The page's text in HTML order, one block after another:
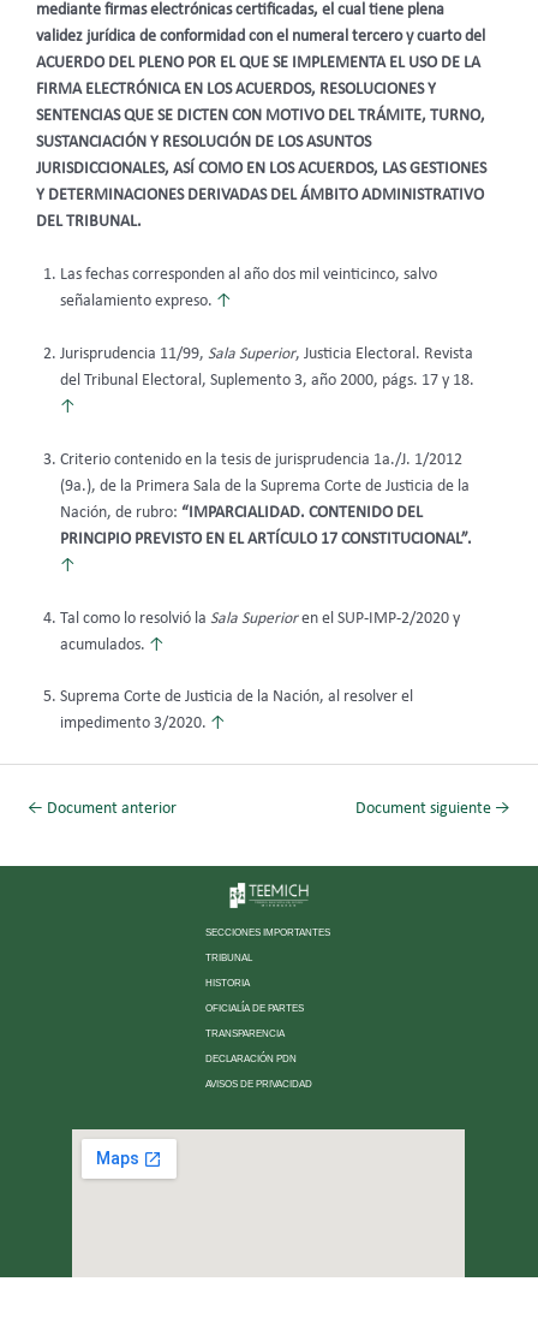
mediante firmas electrónicas certificadas, el cual tiene plena
validez jurídica de conformidad con el numeral tercero y cuarto del
ACUERDO DEL PLENO POR EL QUE SE IMPLEMENTA EL USO DE LA
FIRMA ELECTRÓNICA EN LOS ACUERDOS, RESOLUCIONES Y
SENTENCIAS QUE SE DICTEN CON MOTIVO DEL TRÁMITE, TURNO,
SUSTANCIACIÓN Y RESOLUCIÓN DE LOS ASUNTOS
JURISDICCIONALES, ASÍ COMO EN LOS ACUERDOS, LAS GESTIONES
Y DETERMINACIONES DERIVADAS DEL ÁMBITO ADMINISTRATIVO
DEL TRIBUNAL.
Las fechas corresponden al año dos mil veinticinco, salvo
señalamiento expreso. ↑
Jurisprudencia 11/99, Sala Superior, Justicia Electoral. Revista
del Tribunal Electoral, Suplemento 3, año 2000, págs. 17 y 18.
↑
Criterio contenido en la tesis de jurisprudencia 1a./J. 1/2012
(9a.), de la Primera Sala de la Suprema Corte de Justicia de la
Nación, de rubro: “IMPARCIALIDAD. CONTENIDO DEL
PRINCIPIO PREVISTO EN EL ARTÍCULO 17 CONSTITUCIONAL”.
↑
Tal como lo resolvió la Sala Superioren el SUP-IMP-2/2020 y
acumulados. ↑
Suprema Corte de Justicia de la Nación, al resolver el
impedimento 3/2020. ↑
← Document anterior Document siguiente →
SECCIONES IMPORTANTES
TRIBUNAL
HISTORIA
OFICIALÍA DE PARTES
TRANSPARENCIA
DECLARACIÓN PDN
AVISOS DE PRIVACIDAD